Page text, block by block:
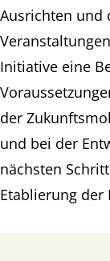
Ausrichten und
Initiative eine
der
und bei der
nächsten
Etablierung der